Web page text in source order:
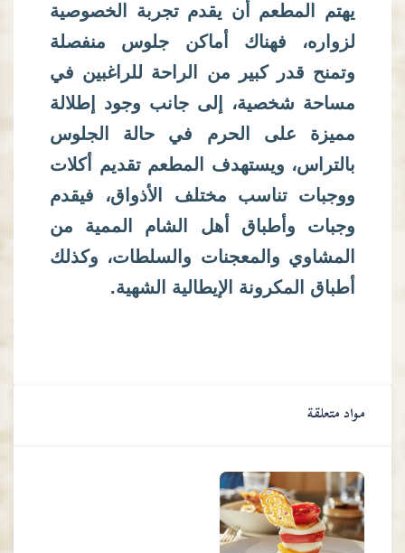
يهتم المطعم أن يقدم تجربة الخصوصية
لزواره، فهناك أماكن جلوس منفصلة
وتمنح قدر كبير من الراحة للراغبين في
مساحة شخصية، إلى جانب وجود إطلالة
مميزة على الحرم في حالة الجلوس
بالتراس، ويستهدف المطعم تقديم أكلات
ووجبات تناسب مختلف الأذواق، فيقدم
وجبات وأطباق أهل الشام الممية من
المشاوي والمعجنات والسلطات، وكذلك
أطباق المكرونة الإيطالية الشهية.
مواد متعلقة